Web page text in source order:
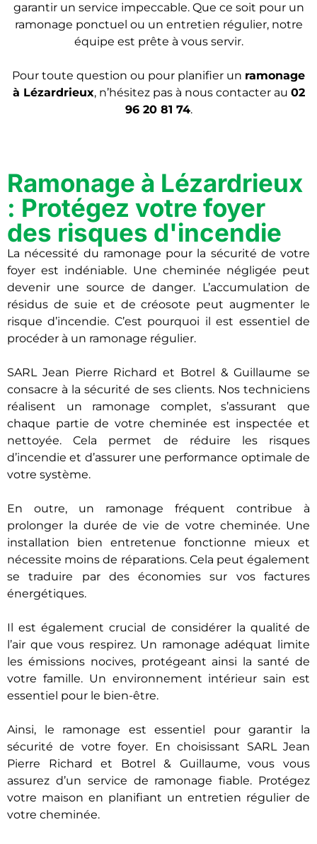
garantir un service impeccable. Que ce soit pour un
ramonage ponctuel ou un entretien régulier, notre
équipe est prête à vous servir.
Pour toute question ou pour planifier un ramonage
à Lézardrieux, n’hésitez pas à nous contacter au 02
96 20 81 74.
Ramonage à Lézardrieux
: Protégez votre foyer
des risques d'incendie
La nécessité du ramonage pour la sécurité de votre
foyer est indéniable. Une cheminée négligée peut
devenir une source de danger. L’accumulation de
résidus de suie et de créosote peut augmenter le
risque d’incendie. C’est pourquoi il est essentiel de
procéder à un ramonage régulier.
SARL Jean Pierre Richard et Botrel & Guillaume se
consacre à la sécurité de ses clients. Nos techniciens
réalisent un ramonage complet, s’assurant que
chaque partie de votre cheminée est inspectée et
nettoyée. Cela permet de réduire les risques
d’incendie et d’assurer une performance optimale de
votre système.
En outre, un ramonage fréquent contribue à
prolonger la durée de vie de votre cheminée. Une
installation bien entretenue fonctionne mieux et
nécessite moins de réparations. Cela peut également
se traduire par des économies sur vos factures
énergétiques.
Il est également crucial de considérer la qualité de
l’air que vous respirez. Un ramonage adéquat limite
les émissions nocives, protégeant ainsi la santé de
votre famille. Un environnement intérieur sain est
essentiel pour le bien-être.
Ainsi, le ramonage est essentiel pour garantir la
sécurité de votre foyer. En choisissant SARL Jean
Pierre Richard et Botrel & Guillaume, vous vous
assurez d’un service de ramonage fiable. Protégez
votre maison en planifiant un entretien régulier de
votre cheminée.